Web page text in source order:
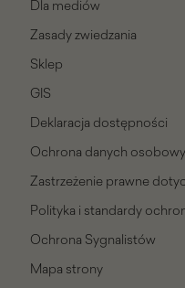
Dla mediów
Zasady zwiedzania
Sklep
GIS
Deklaracja dostępności
Ochrona danych
Zastrzeżenie prawne
Polityka i standardy
Ochrona Sygnalistów
Mapa strony